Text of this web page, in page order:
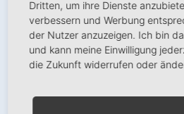
Schwandorf
Ranawerkstraße 2
Schwandorf, Bayern 92421
+ Google Karte anzeigen
Dritten, um ihre Dienste
verbessern und Werbung
der Nutzer anzuzeigen. Ich bin
und kann meine Einwilligung
die Zukunft widerrufen oder